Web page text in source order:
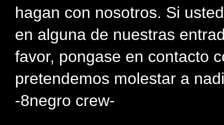
hagan con nosotros. Si
en alguna de nuestras
favor, pongase en contacto
pretendemos molestar a
-8negro crew-